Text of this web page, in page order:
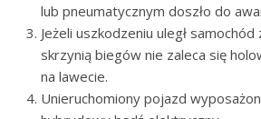
lub pneumatycznym doszło do
Jeżeli uszkodzeniu uległ
skrzynią biegów nie zaleca się
na lawecie.
Unieruchomiony pojazd